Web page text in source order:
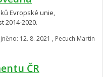
Evropské unie,
2014-2020.
12. 8. 2021 , Pecuch Martin
ČR